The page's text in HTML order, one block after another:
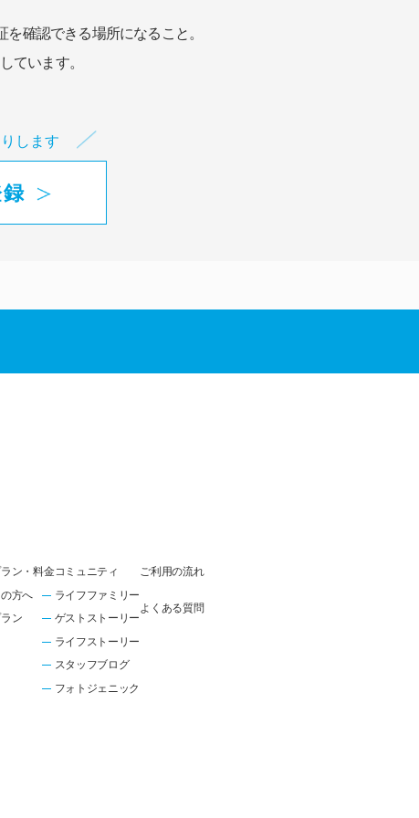
確認できる場所になること。
ています。
します
ン・料金
方へ
ン
コミュニティ
ライフファミリー
ゲストストーリー
ライフストーリー
スタッフブログ
フォトジェニック
ご利用の流れ
よくある質問